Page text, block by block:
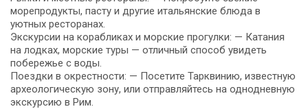
морепродукты, пасту и другие итальянские блюда в
уютных ресторанах.
Экскурсии на корабликах и морские прогулки: — Катания
на лодках, морские туры — отличный способ увидеть
побережье с воды.
Поездки в окрестности: — Посетите Тарквинию, известную
археологическую зону, или отправляйтесь на однодневную
экскурсию в Рим.